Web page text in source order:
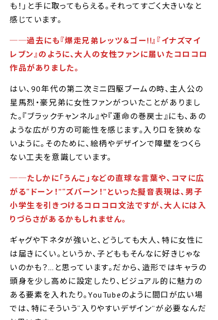
も！｣と手に取ってもらえる。それってすごく大きいなと
感じています。
──過去にも『爆走兄弟レッツ＆ゴー!!』『イナズマイ
レブン』のように、大人の女性ファンに届いたコロコロ
作品がありました。
はい、90年代の第二次ミニ四駆ブームの時、主人公の
星馬烈・豪兄弟に女性ファンがついたことがありまし
た。『ブラックチャンネル』や『運命の巻戻士』にも、あの
ような広がり方の可能性を感じます。入り口を狭めな
いように。そのために、絵柄やデザインで障壁をつくら
ない工夫を意識しています。
──たしかに｢うんこ｣などの直球な言葉や、コマに広
がる“ドーン！”“ズバーン！”といった擬音表現は、男子
小学生を引きつけるコロコロ文法ですが、大人には入
りづらさがあるかもしれません。
ギャグや下ネタが強いと、どうしても大人、特に女性に
は届きにくい。というか、子どももそんなに好きじゃな
いのかも？…と思っています。だから、造形ではキャラの
頭身を少し高めに設定したり、ビジュアル的に魅力の
ある要素を入れたり。YouTubeのように間口が広い場
では、特にそういう“入りやすいデザイン”が必要なんだ